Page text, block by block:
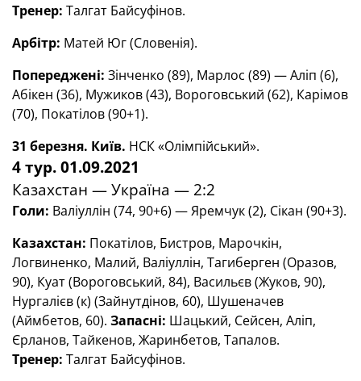
Тренер: Талгат Байсуфінов.
Арбітр: Матей Юг (Словенія).
Попереджені: Зінченко (89), Марлос (89) — Аліп (6),
Абікен (36), Мужиков (43), Вороговський (62), Карімов
(70), Покатілов (90+1).
31 березня. Київ. НСК «Олімпійський».
4 тур. 01.09.2021
Казахстан — Україна — 2:2
Голи: Валіуллін (74, 90+6) — Яремчук (2), Сікан (90+3).
Казахстан: Покатілов, Бистров, Марочкін,
Логвиненко, Малий, Валіуллін, Тагиберген (Оразов,
90), Куат (Вороговський, 84), Васильєв (Жуков, 90),
Нургалієв (к) (Зайнутдінов, 60), Шушеначев
(Аймбетов, 60). Запасні: Шацький, Сейсен, Аліп,
Єрланов, Тайкенов, Жаринбетов, Тапалов.
Тренер: Талгат Байсуфінов.